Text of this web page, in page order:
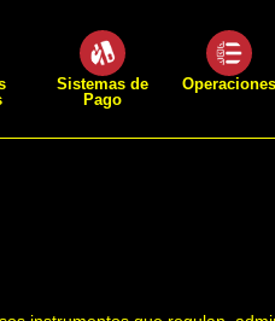
Sistemas de
Pago
Operaciones